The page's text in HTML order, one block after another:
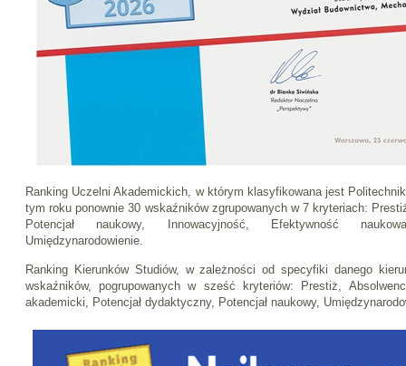
Ranking Uczelni Akademickich, w którym klasyfikowana jest
tym roku ponownie 30 wskaźników zgrupowanych w 7 kryteriach:
Potencjał naukowy, Innowacyjność, Efektywność
Umiędzynarodowienie.
Ranking Kierunków Studiów, w zależności od specyfiki danego
wskaźników, pogrupowanych w sześć kryteriów: Prestiż,
akademicki, Potencjał dydaktyczny, Potencjał naukowy,